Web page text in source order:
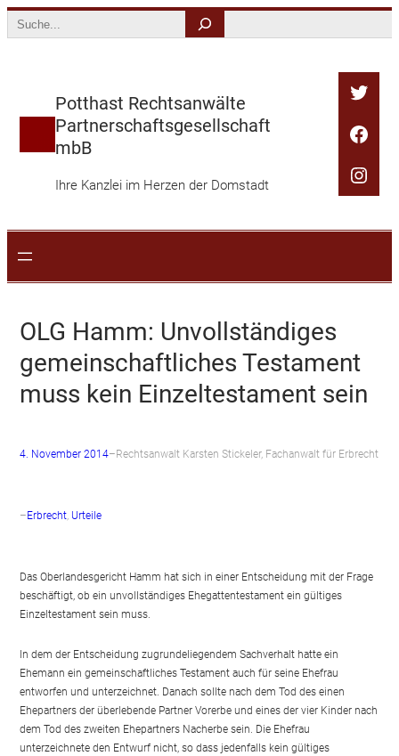
Search
Potthast Rechtsanwälte
Partnerschaftsgesellschaft
mbB
Ihre Kanzlei im Herzen der Domstadt
OLG Hamm: Unvollständiges
gemeinschaftliches Testament
muss kein Einzeltestament sein
4. November 2014– Rechtsanwalt Karsten Stickeler, Fachanwalt für Erbrecht
–Erbrecht, Urteile
Das Oberlandesgericht Hamm hat sich in einer Entscheidung mit der Frage
beschäftigt, ob ein unvollständiges Ehegattentestament ein gültiges
Einzeltestament sein muss.
In dem der Entscheidung zugrundeliegendem Sachverhalt hatte ein
Ehemann ein gemeinschaftliches Testament auch für seine Ehefrau
entworfen und unterzeichnet. Danach sollte nach dem Tod des einen
Ehepartners der überlebende Partner Vorerbe und eines der vier Kinder nach
dem Tod des zweiten Ehepartners Nacherbe sein. Die Ehefrau
unterzeichnete den Entwurf nicht, so dass jedenfalls kein gültiges